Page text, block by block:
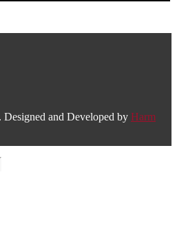
and Developed by Harm